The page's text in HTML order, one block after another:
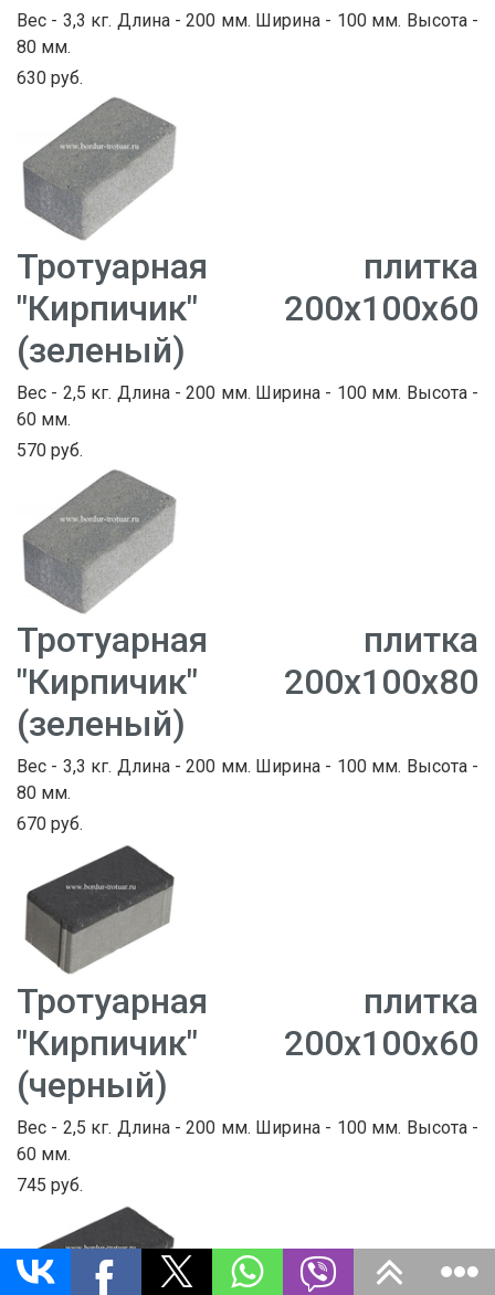
Вес - 3,3 кг. Длина - 200 мм. Ширина - 100 мм. Высота -
80 мм.
630 руб.
Тротуарная плитка
"Кирпичик" 200х100х60
(зеленый)
Вес - 2,5 кг. Длина - 200 мм. Ширина - 100 мм. Высота -
60 мм.
570 руб.
Тротуарная плитка
"Кирпичик" 200х100х80
(зеленый)
Вес - 3,3 кг. Длина - 200 мм. Ширина - 100 мм. Высота -
80 мм.
670 руб.
Тротуарная плитка
"Кирпичик" 200х100х60
(черный)
Вес - 2,5 кг. Длина - 200 мм. Ширина - 100 мм. Высота -
60 мм.
745 руб.